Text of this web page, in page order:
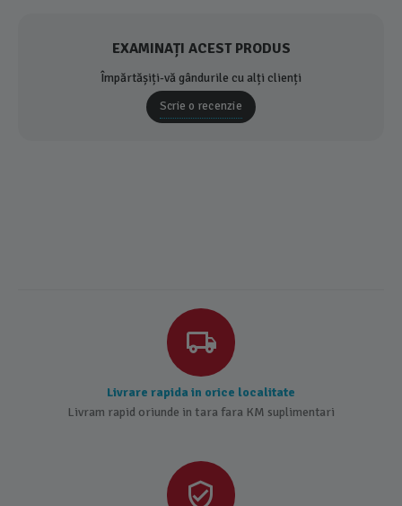
EXAMINAȚI ACEST PRODUS
Împărtășiți-vă gândurile cu alți clienți
Scrie o recenzie
Livrare rapida in orice localitate
Livram rapid oriunde in tara fara KM suplimentari